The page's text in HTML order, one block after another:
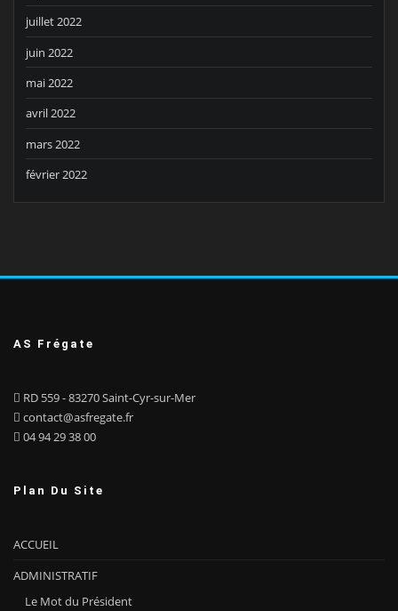
juillet 2022
juin 2022
mai 2022
avril 2022
mars 2022
février 2022
AS Frégate
RD 559 - 83270 Saint-Cyr-sur-Mer
contact@asfregate.fr
04 94 29 38 00
Plan Du Site
ACCUEIL
ADMINISTRATIF
Le Mot du Président